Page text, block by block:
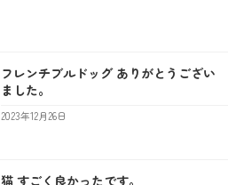
フレンチブルドッグ ありがとうござい
ました。
2023年12月26日
猫 すごく良かったです。